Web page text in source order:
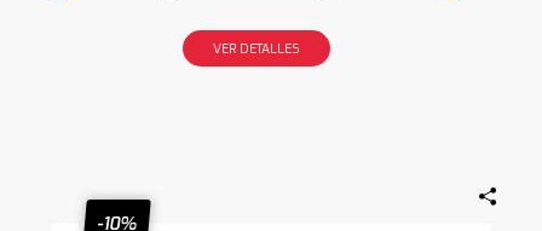
VER DETALLES
-10%